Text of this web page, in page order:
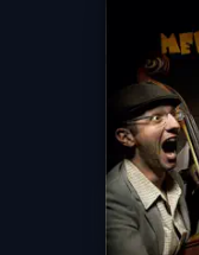
Novidades